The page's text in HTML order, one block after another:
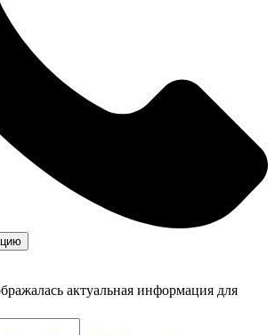
актуальная информация для